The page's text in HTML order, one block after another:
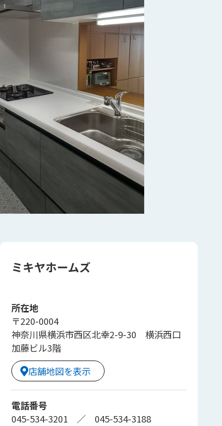
ミキヤホームズ
所在地
〒220-0004
神奈川県横浜市西区北幸2-9-30 横浜西口
加藤ビル3階
店舗地図を表示
電話番号
045-534-3201 ／ 045-534-3188